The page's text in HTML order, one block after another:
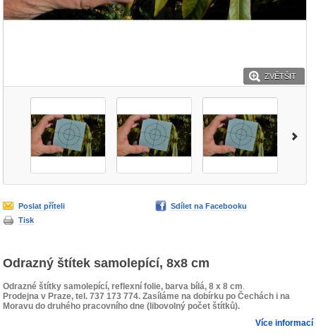
ZVĚTŠIT
Poslat příteli
Sdílet na Facebooku
Tisk
Odrazný štítek samolepící, 8x8 cm
Odrazné štítky samolepící, reflexní folie, barva bílá, 8 x 8 cm
Prodejna v Praze, tel. 737 173 774. Zasíláme na dobírku po Čechách i na
Moravu do druhého pracovního dne (libovolný počet štítků).
Více informací